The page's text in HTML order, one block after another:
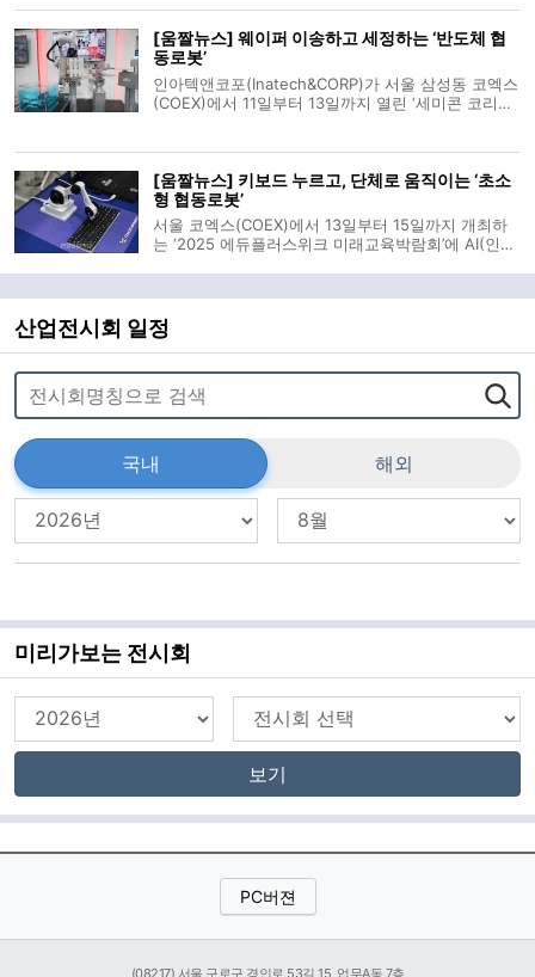
졌다. 드래그 앤드 드롭 방식으로 로봇
[움짤뉴스] 웨이퍼 이송하고 세정하는 ‘반도체 협
동로봇’
인아텍앤코포(Inatech&CORP)가 서울 삼성동 코엑스
(COEX)에서 11일부터 13일까지 열린 ‘세미콘 코리아
을 활용해 웨이퍼 세정 및 이송 공정 시
[움짤뉴스] 키보드 누르고, 단체로 움직이는 ‘초소
형 협동로봇’
서울 코엑스(COEX)에서 13일부터 15일까지 개최하
는 ‘2025 에듀플러스위크 미래교육박람회’에 AI(인공
들이 협동로봇의 원리를 이해할 수 있도록 제작됐다.
PC와 무선으로 연결해 코딩 실
산업전시회 일정
국내 해외
미리가보는 전시회
보기
PC버젼
(08217) 서울 구로구 경인로 53길 15, 업무A동 7층